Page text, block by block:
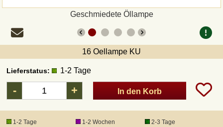
Geschmiedete Öllampe
16 Oellampe KU
Lieferstatus: 1-2 Tage
- + In den Korb
1-2 Tage 1-2 Wochen
2-3 Tage
Versandarten und Retouren
UPS
DHL Paket
DPD
DHL Kleinpaket